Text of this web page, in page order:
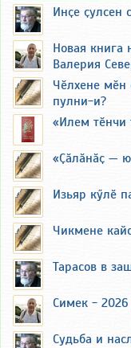
Инҫе ҫулсен
Новая книга
Валерия
Чӗлхене мӗн
пулни-и?
«Илем тӗнчи
«Ҫӑлӑнӑҫ —
Изьяр кӳлӗ
Чикмене
Тарасов в
Симек - 2026
Судьба и